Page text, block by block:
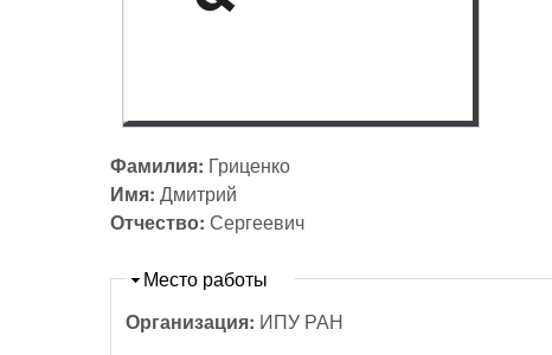
Фамилия: Гриценко
Имя:Дмитрий
Отчество:Сергеевич
Скрыть
Место работы
Организация: ИПУ РАН